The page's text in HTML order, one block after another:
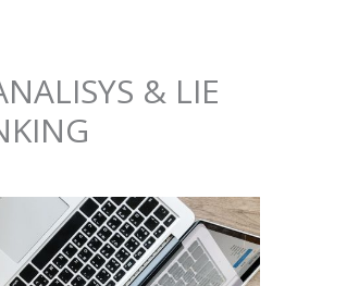
& LIE